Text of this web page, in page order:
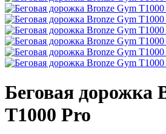
Беговая дорожка
T1000 Pro